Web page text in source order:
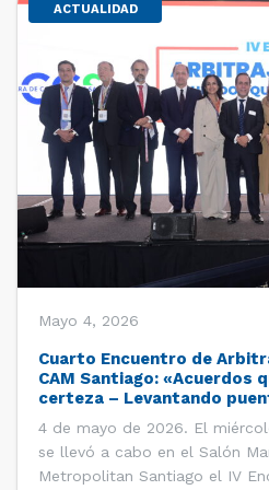
ACTUALIDAD
Mayo 4, 2026
Cuarto Encuentro de
CAM Santiago: «Acuerdos
certeza – Levantando
4 de mayo de 2026. El
se llevó a cabo en el Salón
Metropolitan Santiago el IV